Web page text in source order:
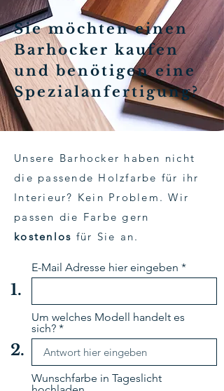
Sie möchten einen
Barhocker kaufen
und benötigen eine
Spezialanfertigung?
Unsere Barhocker haben nicht
die passende Holzfarbe für ihr
Interieur? Kein Problem. Wir
passen die Farbe gern
kostenlos für Sie an.
1.
E-Mail Adresse hier eingeben
2.
Um welches Modell handelt es
sich?
Wunschfarbe in Tageslicht